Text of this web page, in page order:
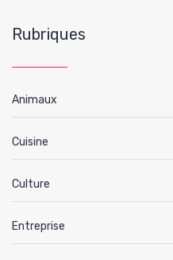
Rubriques
Animaux
Cuisine
Culture
Entreprise